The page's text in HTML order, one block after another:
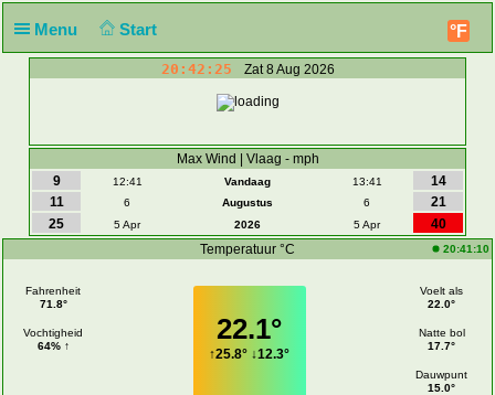
Menu Start °F
20:42:25 Zat 8 Aug 2026
Max Wind | Vlaag - mph
9
12:41 Vandaag 13:41
14
11
6 Augustus 6
21
25
5 Apr 2026 5 Apr
40
Temperatuur °C
20:41:10
Fahrenheit
71.8°
Vochtigheid
64% ↑
22.1°
↑25.8° ↓12.3°
Voelt als
22.0°
Natte bol
17.7°
Dauwpunt
15.0°